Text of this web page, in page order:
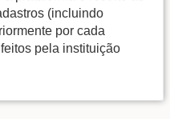
(incluindo
por cada
pela instituição